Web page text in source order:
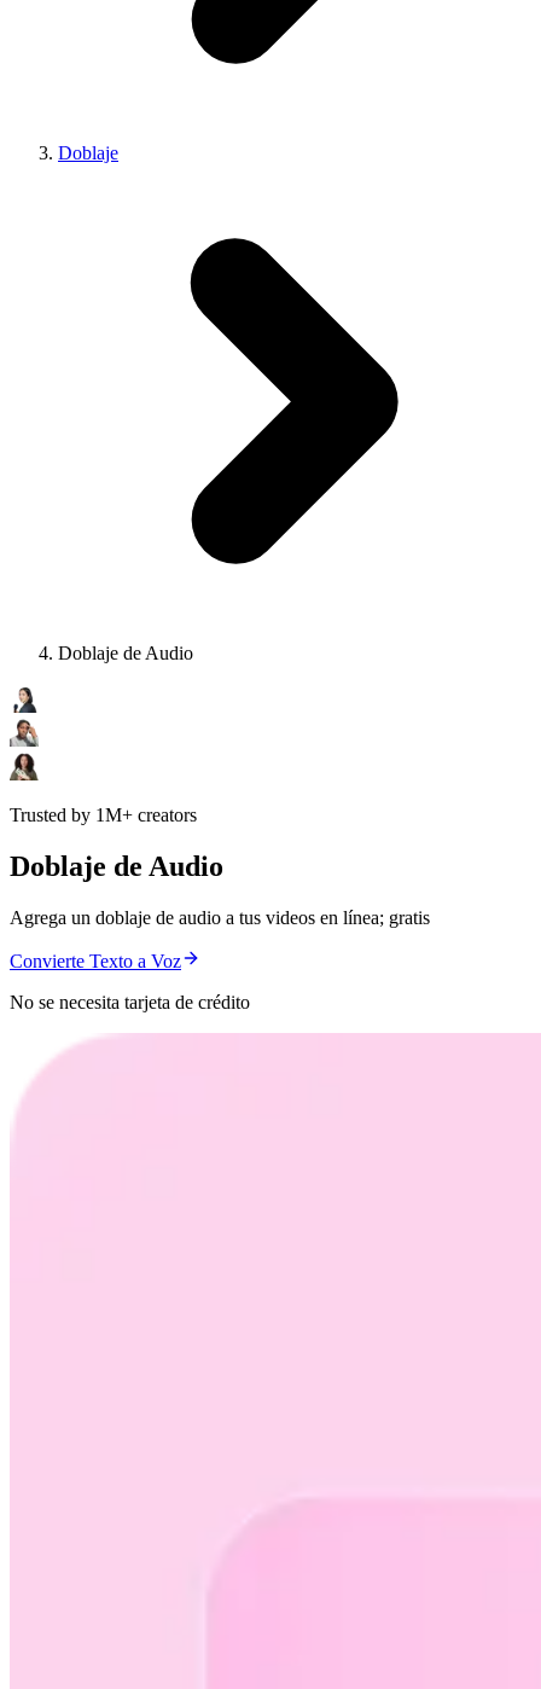
Doblaje
Doblaje de Audio
Trusted by 1M+ creators
Doblaje de Audio
Agrega un doblaje de audio a tus videos en línea; gratis
Convierte Texto a Voz
No se necesita tarjeta de crédito